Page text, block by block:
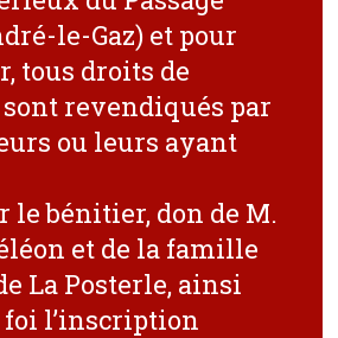
le-Gaz) et pour
tous droits de
revendiqués par
ou leurs ayant
le bénitier, don de M.
et de la famille
La Posterle, ainsi
foi l’inscription